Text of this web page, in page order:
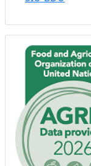
SIU-BDU